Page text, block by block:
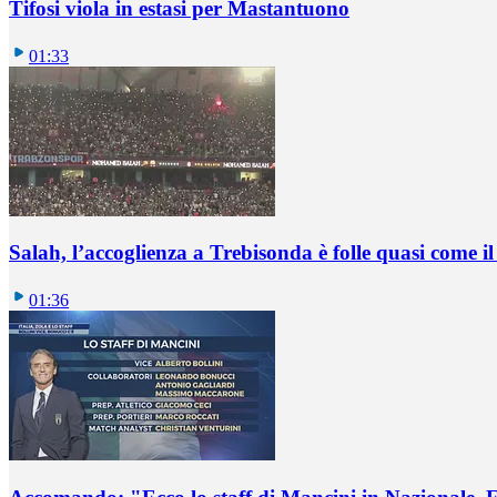
Tifosi viola in estasi per Mastantuono
01:33
Salah, l’accoglienza a Trebisonda è folle quasi come
01:36